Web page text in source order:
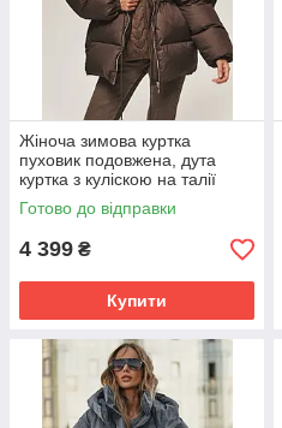
Жіноча зимова куртка
пуховик подовжена, дута
куртка з куліскою на талії
біопух до -20°C 46-50 розмір
коричневий
Готово до відправки
4 399 ₴
Купити